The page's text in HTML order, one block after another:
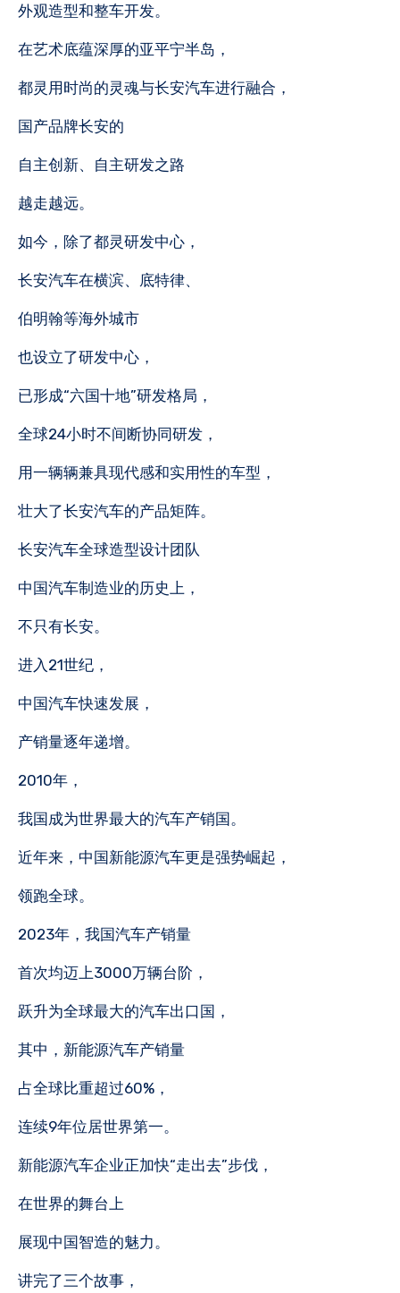
外观造型和整车开发。
在艺术底蕴深厚的亚平宁半岛，
都灵用时尚的灵魂与长安汽车进行融合，
国产品牌长安的
自主创新、自主研发之路
越走越远。
如今，除了都灵研发中心，
长安汽车在横滨、底特律、
伯明翰等海外城市
也设立了研发中心，
已形成“六国十地”研发格局，
全球24小时不间断协同研发，
用一辆辆兼具现代感和实用性的车型，
壮大了长安汽车的产品矩阵。
长安汽车全球造型设计团队
中国汽车制造业的历史上，
不只有长安。
进入21世纪，
中国汽车快速发展，
产销量逐年递增。
2010年，
我国成为世界最大的汽车产销国。
近年来，中国新能源汽车更是强势崛起，
领跑全球。
2023年，我国汽车产销量
首次均迈上3000万辆台阶，
跃升为全球最大的汽车出口国，
其中，新能源汽车产销量
占全球比重超过60%，
连续9年位居世界第一。
新能源汽车企业正加快“走出去”步伐，
在世界的舞台上
展现中国智造的魅力。
讲完了三个故事，